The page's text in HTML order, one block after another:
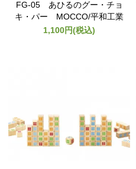
FG-05 あひるのグー・チョ
キ・パー MOCCO/平和工業
1,100円(税込)